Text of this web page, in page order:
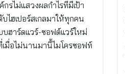
รไม่แสวงผลกำไรที่มีเป้า
ไฮเปอร์สเกลมาให้ทุกคน
ฮาร์ดแวร์-ซอฟต์แวร์ใหม่
มื่อไม่นานมานี้ไมโครซอฟท์